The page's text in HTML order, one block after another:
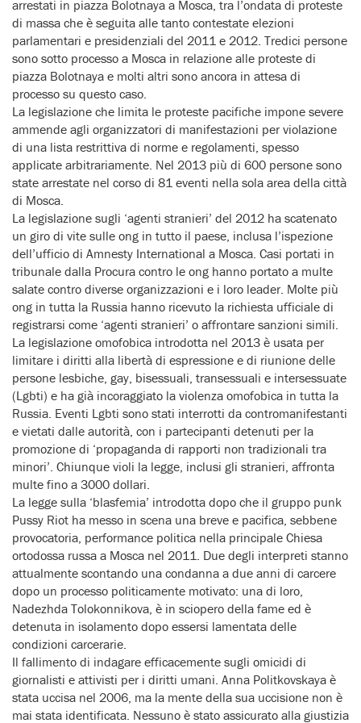
arrestati in piazza Bolotnaya a Mosca, tra l’ondata di proteste
di massa che è seguita alle tanto contestate elezioni
parlamentari e presidenziali del 2011 e 2012. Tredici persone
sono sotto processo a Mosca in relazione alle proteste di
piazza Bolotnaya e molti altri sono ancora in attesa di
processo su questo caso.
La legislazione che limita le proteste pacifiche impone severe
ammende agli organizzatori di manifestazioni per violazione
di una lista restrittiva di norme e regolamenti, spesso
applicate arbitrariamente. Nel 2013 più di 600 persone sono
state arrestate nel corso di 81 eventi nella sola area della città
di Mosca.
La legislazione sugli ‘agenti stranieri’ del 2012 ha scatenato
un giro di vite sulle ong in tutto il paese, inclusa l’ispezione
dell’ufficio di Amnesty International a Mosca. Casi portati in
tribunale dalla Procura contro le ong hanno portato a multe
salate contro diverse organizzazioni e i loro leader. Molte più
ong in tutta la Russia hanno ricevuto la richiesta ufficiale di
registrarsi come ‘agenti stranieri’ o affrontare sanzioni simili.
La legislazione omofobica introdotta nel 2013 è usata per
limitare i diritti alla libertà di espressione e di riunione delle
persone lesbiche, gay, bisessuali, transessuali e intersessuate
(Lgbti) e ha già incoraggiato la violenza omofobica in tutta la
Russia. Eventi Lgbti sono stati interrotti da contromanifestanti
e vietati dalle autorità, con i partecipanti detenuti per la
promozione di ‘propaganda di rapporti non tradizionali tra
minori’. Chiunque violi la legge, inclusi gli stranieri, affronta
multe fino a 3000 dollari.
La legge sulla ‘blasfemia’ introdotta dopo che il gruppo punk
Pussy Riot ha messo in scena una breve e pacifica, sebbene
provocatoria, performance politica nella principale Chiesa
ortodossa russa a Mosca nel 2011. Due degli interpreti stanno
attualmente scontando una condanna a due anni di carcere
dopo un processo politicamente motivato: una di loro,
Nadezhda Tolokonnikova, è in sciopero della fame ed è
detenuta in isolamento dopo essersi lamentata delle
condizioni carcerarie.
Il fallimento di indagare efficacemente sugli omicidi di
giornalisti e attivisti per i diritti umani. Anna Politkovskaya è
stata uccisa nel 2006, ma la mente della sua uccisione non è
mai stata identificata. Nessuno è stato assicurato alla giustizia